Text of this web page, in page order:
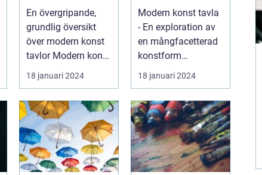
porträtt
En övergripande,
grundlig översikt
över modern konst
tavlor Modern konst
tavlor har under de
senast...
18 januari 2024
konstens
mångfacetterad
e värld
Modern konst tavla
- En exploration av
en mångfacetterad
konstform
Introduktion:
Konsten har alltid...
18 januari 2024